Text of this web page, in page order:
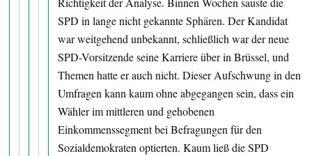
SPD in lange nicht gekannte Sphären. Der Kandidat
war weitgehend unbekannt, schließlich war der neue
SPD-Vorsitzende seine Karriere über in Brüssel, und
Themen hatte er auch nicht. Dieser Aufschwung in den
Umfragen kann kaum ohne abgegangen sein, dass ein
Wähler im mittleren und gehobenen
Einkommenssegment bei Befragungen für den
Sozialdemokraten optierten. Kaum ließ die SPD